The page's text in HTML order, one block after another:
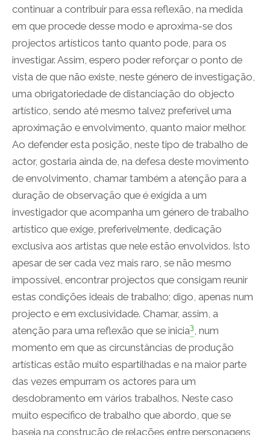
continuar a contribuir para essa reflexão, na medida
em que procede desse modo e aproxima-se dos
projectos artísticos tanto quanto pode, para os
investigar. Assim, espero poder reforçar o ponto de
vista de que não existe, neste género de investigação,
uma obrigatoriedade de distanciação do objecto
artístico, sendo até mesmo talvez preferível uma
aproximação e envolvimento, quanto maior melhor.
Ao defender esta posição, neste tipo de trabalho de
actor, gostaria ainda de, na defesa deste movimento
de envolvimento, chamar também a atenção para a
duração de observação que é exigida a um
investigador que acompanha um género de trabalho
artístico que exige, preferivelmente, dedicação
exclusiva aos artistas que nele estão envolvidos. Isto
apesar de ser cada vez mais raro, se não mesmo
impossível, encontrar projectos que consigam reunir
estas condições ideais de trabalho; digo, apenas num
projecto e em exclusividade. Chamar, assim, a
atenção para uma reflexão que se inicia3 , num
momento em que as circunstâncias de produção
artísticas estão muito espartilhadas e na maior parte
das vezes empurram os actores para um
desdobramento em vários trabalhos. Neste caso
muito específico de trabalho que abordo, que se
baseia na construção de relações entre personagens